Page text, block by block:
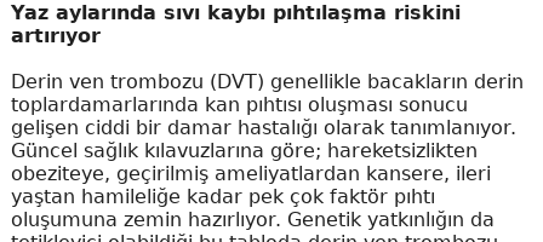
Yaz aylarında sıvı kaybı pıhtılaşma riskini
artırıyor
Derin ven trombozu (DVT) genellikle bacakların derin
toplardamarlarında kan pıhtısı oluşması sonucu
gelişen ciddi bir damar hastalığı olarak tanımlanıyor.
Güncel sağlık kılavuzlarına göre; hareketsizlikten
obeziteye, geçirilmiş ameliyatlardan kansere, ileri
yaştan hamileliğe kadar pek çok faktör pıhtı
oluşumuna zemin hazırlıyor. Genetik yatkınlığın da